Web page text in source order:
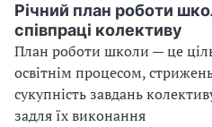
Річний план роботи
співпраці колективу
План роботи школи — це
освітнім процесом,
сукупність завдань
задля їх виконання